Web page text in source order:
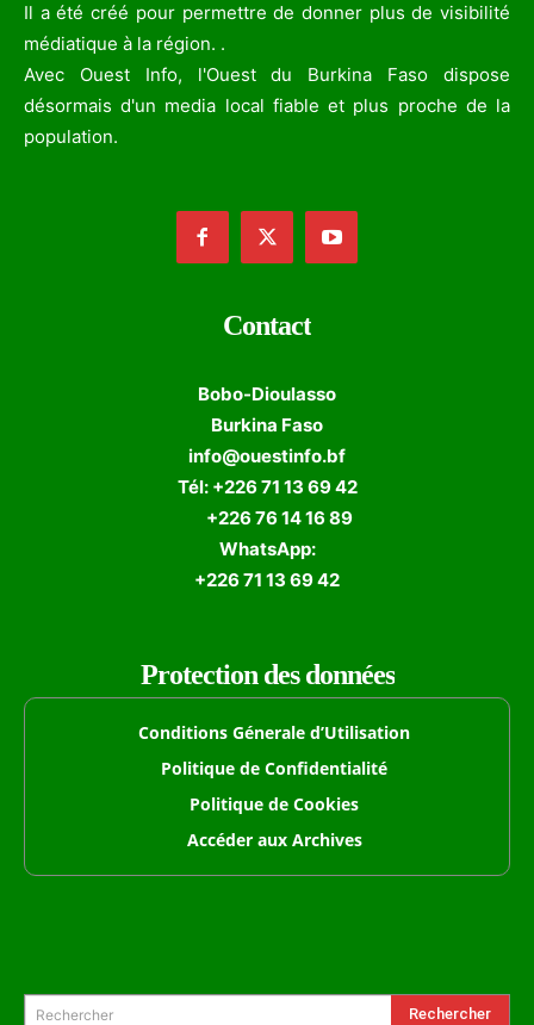
Il a été créé pour permettre de donner plus de visibilité
médiatique à la région. .
Avec Ouest Info, l'Ouest du Burkina Faso dispose
désormais d'un media local fiable et plus proche de la
population.
Contact
Bobo-Dioulasso
Burkina Faso
info@ouestinfo.bf
Tél: +226 71 13 69 42
+226 76 14 16 89
WhatsApp:
+226 71 13 69 42
Protection des données
Conditions Génerale d’Utilisation
Politique de Confidentialité
Politique de Cookies
Accéder aux Archives
Rechercher Rechercher